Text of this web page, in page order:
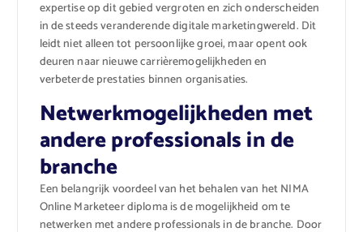
expertise op dit gebied vergroten en zich onderscheiden
in de steeds veranderende digitale marketingwereld. Dit
leidt niet alleen tot persoonlijke groei, maar opent ook
deuren naar nieuwe carrièremogelijkheden en
verbeterde prestaties binnen organisaties.
Netwerkmogelijkheden met
andere professionals in de
branche
Een belangrijk voordeel van het behalen van het NIMA
Online Marketeer diploma is de mogelijkheid om te
netwerken met andere professionals in de branche. Door